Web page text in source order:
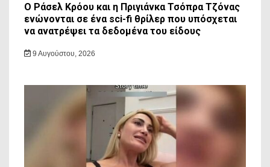
Ο Ράσελ Κρόου και η Πριγιάνκα Τσόπρα Τζόνας
ενώνονται σε ένα sci-fi θρίλερ που υπόσχεται
να ανατρέψει τα δεδομένα του είδους
9 Αυγούστου, 2026